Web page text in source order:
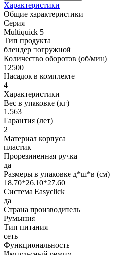
Характеристики
Общие характеристики
Серия
Multiquick 5
Тип продукта
блендер погружной
Количество оборотов (об/мин)
12500
Насадок в комплекте
4
Характеристики
Вес в упаковке (кг)
1.563
Гарантия (лет)
2
Материал корпуса
пластик
Прорезиненная ручка
да
Размеры в упаковке д*ш*в (см)
18.70*26.10*27.60
Система Easyclick
да
Страна производитель
Румыния
Тип питания
сеть
Функциональность